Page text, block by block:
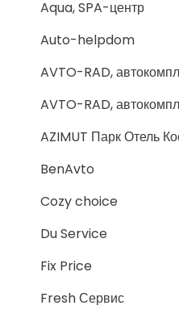
Aqua, SPA-центр
Auto-helpdom
AVTO-RAD,
AVTO-RAD,
AZIMUT Парк Отель
BenAvto
Cozy choice
Du Service
Fix Price
Fresh Сервис